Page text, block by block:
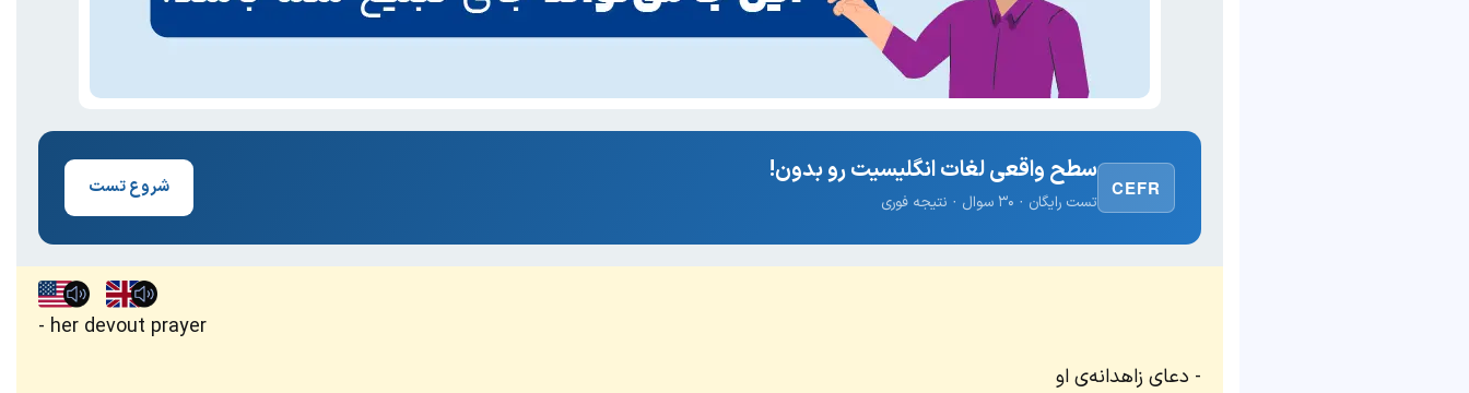
CEFR
سطح واقعی لغات انگلیسیت رو بدون!
تست رایگان · ۳۰ سوال · نتیجه فوری
شروع تست
her devout prayer
دعای زاهدانه‌ی او